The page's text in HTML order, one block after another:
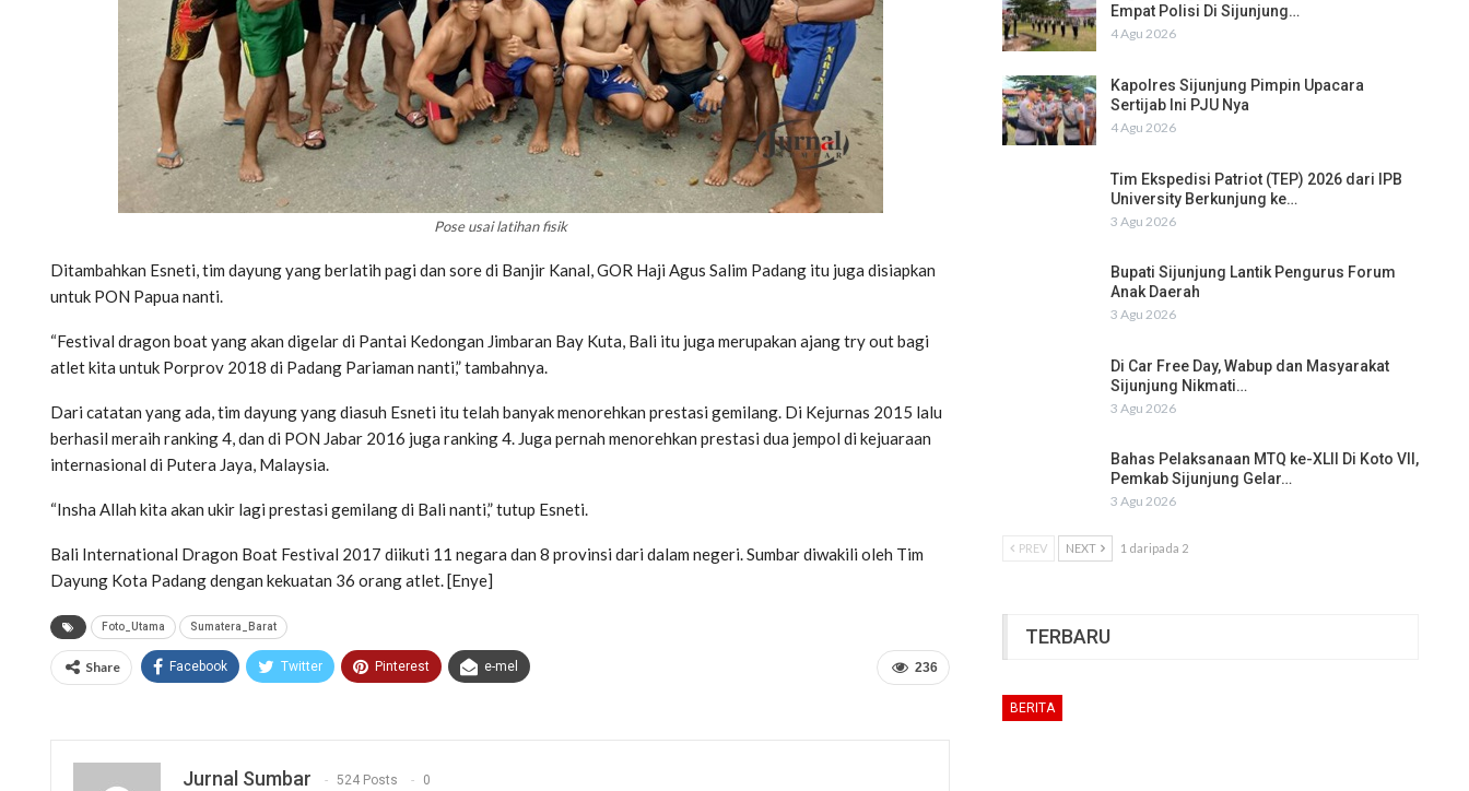
Pose usai latihan fisik
Ditambahkan Esneti, tim dayung yang berlatih pagi dan sore di Banjir Kanal, GOR Haji Agus Salim Padang itu juga disiapkan
untuk PON Papua nanti.
“Festival dragon boat yang akan digelar di Pantai Kedongan Jimbaran Bay Kuta, Bali itu juga merupakan ajang try out bagi
atlet kita untuk Porprov 2018 di Padang Pariaman nanti,” tambahnya.
Dari catatan yang ada, tim dayung yang diasuh Esneti itu telah banyak menorehkan prestasi gemilang. Di Kejurnas 2015 lalu
berhasil meraih ranking 4, dan di PON Jabar 2016 juga ranking 4. Juga pernah menorehkan prestasi dua jempol di kejuaraan
internasional di Putera Jaya, Malaysia.
“Insha Allah kita akan ukir lagi prestasi gemilang di Bali nanti,” tutup Esneti.
Bali International Dragon Boat Festival 2017 diikuti 11 negara dan 8 provinsi dari dalam negeri. Sumbar diwakili oleh Tim
Dayung Kota Padang dengan kekuatan 36 orang atlet. [Enye]
Foto_Utama Sumatera_Barat
236
Share Facebook Twitter Pinterest e-mel
Jurnal Sumbar 524 Posts 0
Empat Polisi Di Sijunjung…
4 Agu 2026
Kapolres Sijunjung Pimpin Upacara
Sertijab Ini PJU Nya
4 Agu 2026
Tim Ekspedisi Patriot (TEP) 2026 dari IPB
University Berkunjung ke…
3 Agu 2026
Bupati Sijunjung Lantik Pengurus Forum
Anak Daerah
3 Agu 2026
Di Car Free Day, Wabup dan Masyarakat
Sijunjung Nikmati…
3 Agu 2026
Bahas Pelaksanaan MTQ ke-XLII Di Koto VII,
Pemkab Sijunjung Gelar…
3 Agu 2026
PREV NEXT 1 daripada 2
TERBARU
BERITA